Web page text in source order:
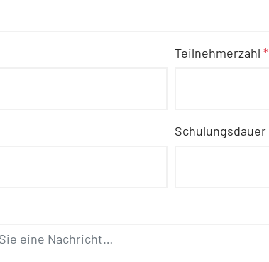
Teilnehmerzahl *
Schulungsdauer